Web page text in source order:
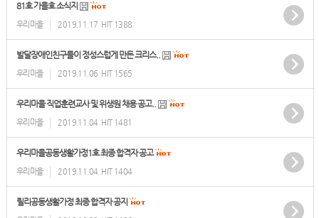
81호 가을호 소식지
우리마을 2019.11.17 HIT 1388
발달장애인친구들이 정성스럽게 만든 크리스..
우리마을 2019.11.06 HIT 1565
우리마을 직업훈련교사 및 위생원 채용 공고..
우리마을 2019.11.04 HIT 1481
우리마을공동생활가정1호 최종 합격자 공고
우리마을 2019.11.04 HIT 1404
릴리공동생활가정 최종 합격자 공지